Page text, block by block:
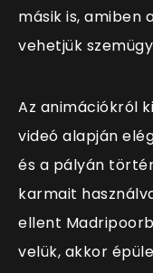
másik is, amiben
vehetjük
Az animációkról
videó alapján
és a pályán
karmait
ellent
velük, akkor